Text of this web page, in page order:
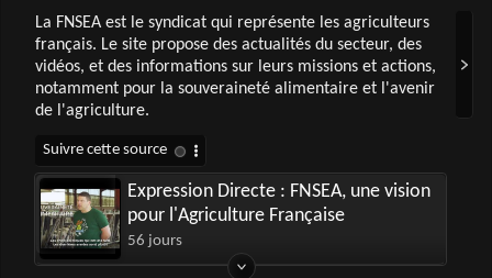
La FNSEA est le syndicat qui représente les agriculteurs
français. Le site propose des actualités du secteur, des
vidéos, et des informations sur leurs missions et actions,
notamment pour la souveraineté alimentaire et l'avenir
de l'agriculture.
Expression Directe : FNSEA, une vision
pour l'Agriculture Française
56 jours